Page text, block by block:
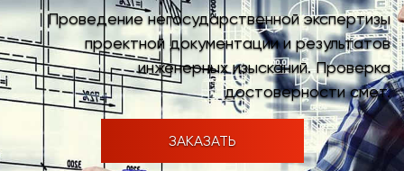
Проведение негосударственной экспертизы
проектной документации и результатов
инженерных изысканий. Проверка
достоверности смет.
ЗАКАЗАТЬ